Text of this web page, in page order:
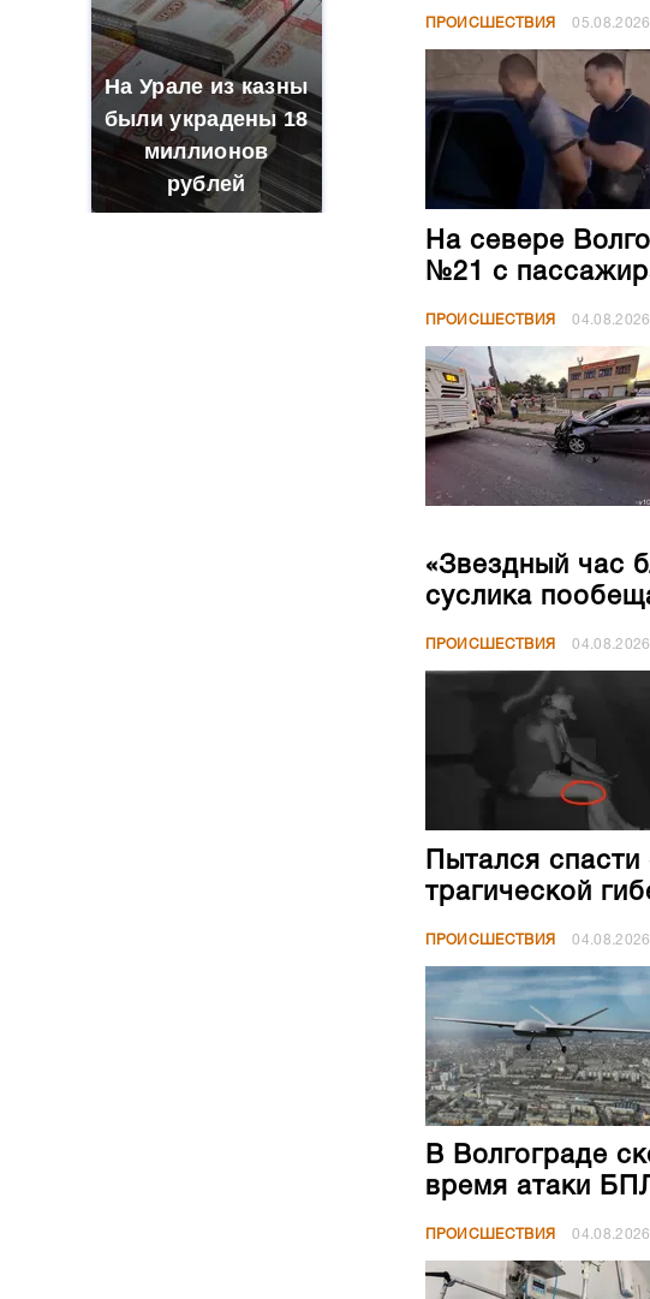
На Урале из казны
были украдены 18
миллионов
рублей
ПРОИСШЕСТВИЯ 05.08.2026
На севере
№21 с
ПРОИСШЕСТВИЯ 04.08.2026
«Звездный час
суслика
ПРОИСШЕСТВИЯ 04.08.2026
Пытался
трагической
ПРОИСШЕСТВИЯ 04.08.2026
В Волгограде
время атаки
ПРОИСШЕСТВИЯ 04.08.2026